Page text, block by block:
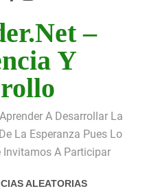
cómo una proteína
tu bienestar»
que se hizo verso
dignidad humana
de la ternura
una proteína
–
Y
A Desarrollar La
La Esperanza Pues Lo
Invitamos A Participar
ALEATORIAS